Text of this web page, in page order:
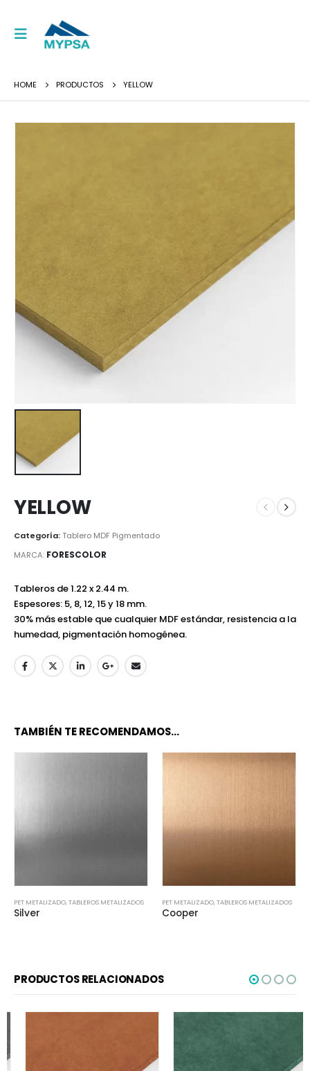
HOME PRODUCTOS YELLOW
YELLOW
Categoría:Tablero MDF Pigmentado
MARCA: FORESCOLOR
Tableros de 1.22 x 2.44 m.
Espesores: 5, 8, 12, 15 y 18 mm.
30% más estable que cualquier MDF estándar, resistencia a la
humedad, pigmentación homogénea.
TAMBIÉN TE RECOMENDAMOS…
PET METALIZADO,TABLEROS METALIZADOS
Silver
PET METALIZADO,TABLEROS METALIZADOS
Cooper
PRODUCTOS RELACIONADOS